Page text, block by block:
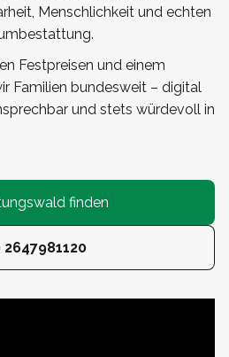
Menschlichkeit und echten
Festpreisen und einem
Familien bundesweit – digital
und stets würdevoll in
finden
2647981120